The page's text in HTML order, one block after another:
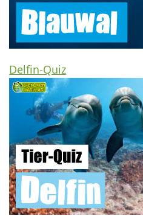
Delfin-Quiz